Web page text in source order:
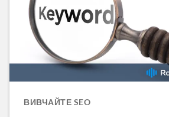
ВИВЧАЙТЕ SEO